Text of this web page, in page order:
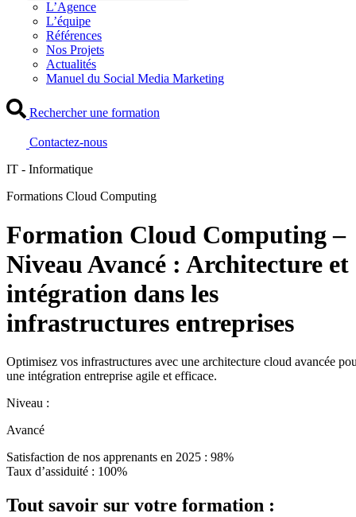
L’Agence
L’équipe
Références
Nos Projets
Actualités
Manuel du Social Media Marketing
Rechercher une formation
Contactez-nous
IT - Informatique
Formations Cloud Computing
Formation Cloud Computing –
Niveau Avancé : Architecture et
intégration dans les
infrastructures entreprises
Optimisez vos infrastructures avec une architecture cloud avancée
une intégration entreprise agile et efficace.
Niveau :
Avancé
Satisfaction de nos apprenants en 2025 : 98%
Taux d’assiduité : 100%
Tout savoir sur votre formation :